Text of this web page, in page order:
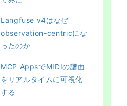
Langfuse v4はなぜ
observation-centricにな
ったのか
MCP AppsでMIDIの譜面
をリアルタイムに可視化
する